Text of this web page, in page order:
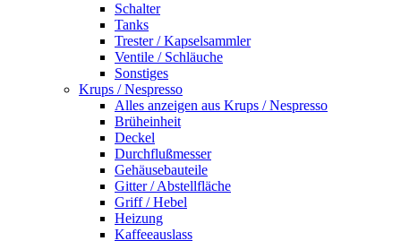
Schalter
Tanks
Trester / Kapselsammler
Ventile / Schläuche
Sonstiges
Krups / Nespresso
Alles anzeigen aus Krups / Nespresso
Brüheinheit
Deckel
Durchflußmesser
Gehäusebauteile
Gitter / Abstellfläche
Griff / Hebel
Heizung
Kaffeeauslass